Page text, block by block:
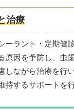
治療
ーラント・定期健
原因を予防し、虫
しながら治療を行
持するサポートを